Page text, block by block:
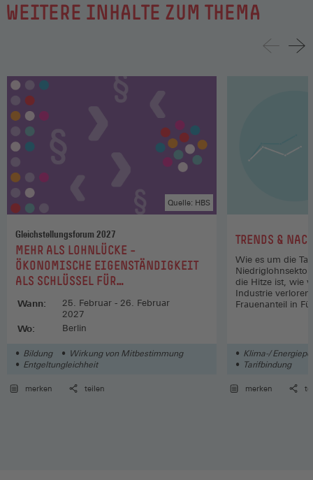
WEITERE INHALTE ZUM THEMA
Gleichstellungsforum 2027
:MEHR ALS LOHNLÜCKE –
ÖKONOMISCHE EIGENSTÄNDIGKEIT
ALS SCHLÜSSEL FÜR
GESCHLECHTERGLEICHHEIT
Quelle: HBS
Wann:
25. Februar - 26. Februar
2027
Wo: Berlin
Bildung
Wirkung von Mitbestimmung
Entgeltungleichheit
merken teilen
:
TRENDS &
Wie es um die
die Hitze ist, wie
Industrie
Frauenanteil in
Klima-/
Tarifbindung
merken